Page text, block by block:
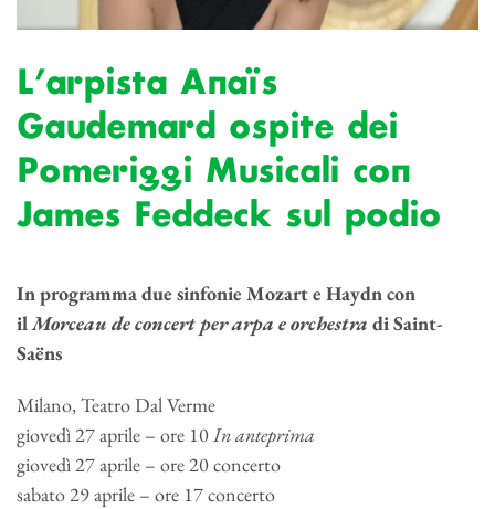
L’arpista Anaïs
Gaudemard ospite dei
Pomeriggi Musicali con
James Feddeck sul podio
In programma due sinfonie Mozart e Haydn con
ilMorceau de concert per arpa e orchestra di Saint-
Saëns
Milano, Teatro Dal Verme
giovedì 27 aprile – ore 10In anteprima
giovedì 27 aprile – ore 20 concerto
sabato 29 aprile – ore 17 concerto